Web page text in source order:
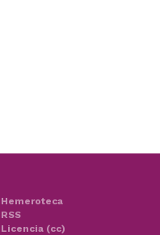
Hemeroteca
RSS
Licencia (cc)